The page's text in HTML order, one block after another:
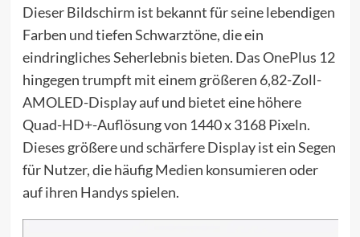
Dieser Bildschirm ist bekannt für seine lebendigen
Farben und tiefen Schwarztöne, die ein
eindringliches Seherlebnis bieten. Das OnePlus 12
hingegen trumpft mit einem größeren 6,82-Zoll-
AMOLED-Display auf und bietet eine höhere
Quad-HD+-Auflösung von 1440 x 3168 Pixeln.
Dieses größere und schärfere Display ist ein Segen
für Nutzer, die häufig Medien konsumieren oder
auf ihren Handys spielen.